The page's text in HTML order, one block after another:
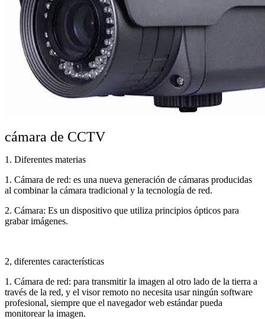
cámara de CCTV
1. Diferentes materias
1. Cámara de red: es una nueva generación de cámaras producidas
al combinar la cámara tradicional y la tecnología de red.
2. Cámara: Es un dispositivo que utiliza principios ópticos para
grabar imágenes.
2, diferentes características
1. Cámara de red: para transmitir la imagen al otro lado de la tierra a
través de la red, y el visor remoto no necesita usar ningún software
profesional, siempre que el navegador web estándar pueda
monitorear la imagen.